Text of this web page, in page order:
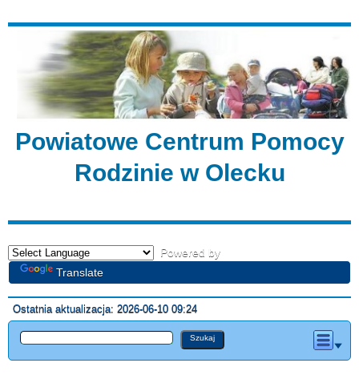
Powiatowe Centrum Pomocy
Rodzinie w Olecku
Powered by
Translate
Ostatnia aktualizacja: 2026-06-10 09:24